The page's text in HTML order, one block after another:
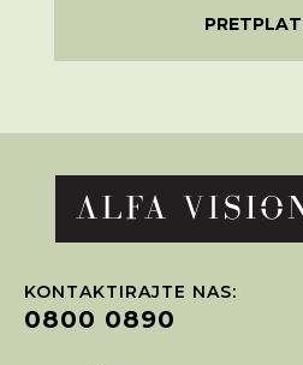
KONTAKTIRAJTE NAS:
0800 0890